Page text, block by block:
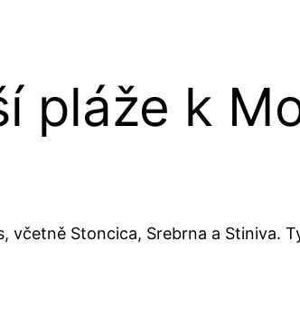
pláže k
včetně Stoncica, Srebrna a Stiniva.